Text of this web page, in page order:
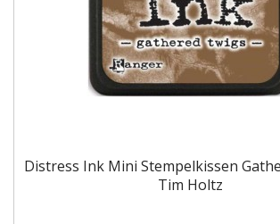
Distress Ink Mini Stempelkissen
Tim Holtz